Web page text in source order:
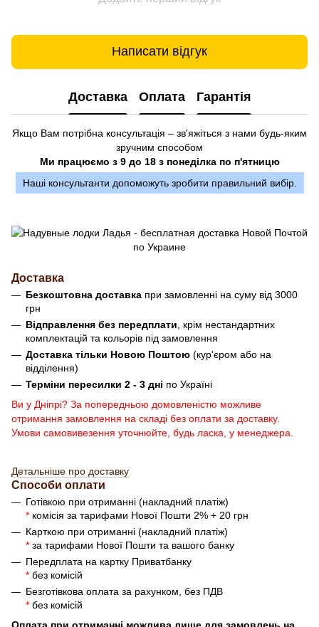
Написати відгук
Доставка Оплата Гарантія
Якщо Вам потрібна консультація – зв'яжіться з нами будь-яким
зручним способом
Ми працюємо з 9 до 18 з понеділка по п'ятницю
Наші консультанти допоможуть зробити правильний вибір.
Доставка
Безкоштовна доставка при замовленні на суму від 3000
грн
Відправлення без передплати , крім нестандартних
комплектацій та кольорів під замовлення
Доставка тільки Новою Поштою (кур'єром або на
відділення)
Терміни пересилки 2 - 3 дні по Україні
Ви у Дніпрі? За попередньою домовленістю можливе
отримання замовлення на складі без оплати за доставку.
Умови самовивезення уточнюйте, будь ласка, у менеджера.
Детальніше про доставку
Способи оплати
Готівкою при отриманні (накладний платіж)
* комісія за тарифами Нової Пошти 2% + 20 грн
Карткою при отриманні (накладний платіж)
* за тарифами Нової Пошти та вашого банку
Передплата на картку Приватбанку
* без комісій
Безготівкова оплата за рахунком, без ПДВ
* без комісій
Оплата при отриманні можлива лише для замовлень на